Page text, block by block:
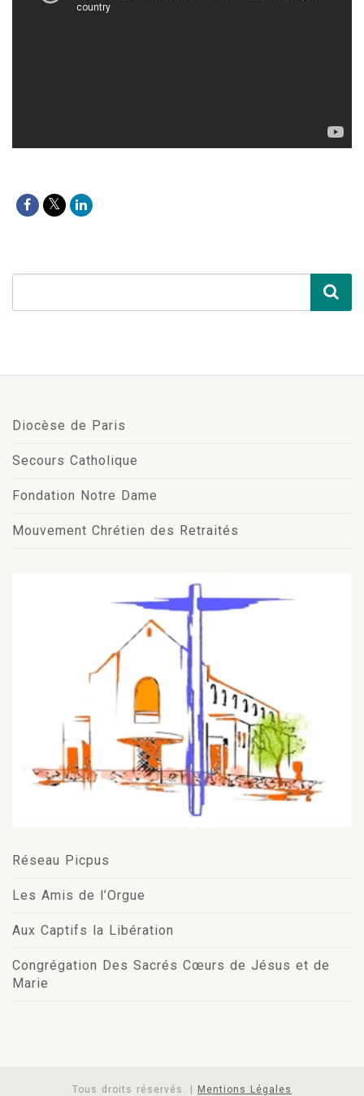
Diocèse de Paris
Secours Catholique
Fondation Notre Dame
Mouvement Chrétien des Retraités
Réseau Picpus
Les Amis de l’Orgue
Aux Captifs la Libération
Congrégation Des Sacrés Cœurs de Jésus et de
Marie
Tous droits réservés. | Mentions Légales